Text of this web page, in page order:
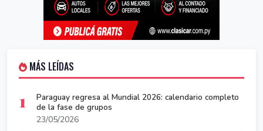
MÁS LEÍDAS
1
Paraguay regresa al Mundial 2026: calendario completo
de la fase de grupos
23/05/2026